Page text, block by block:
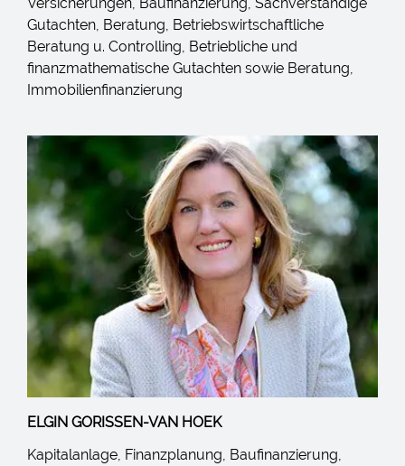
Versicherungen, Baufinanzierung, Sachverständige
Gutachten, Beratung, Betriebswirtschaftliche
Beratung u. Controlling, Betriebliche und
finanzmathematische Gutachten sowie Beratung,
Immobilienfinanzierung
ELGIN GORISSEN-VAN HOEK
Kapitalanlage, Finanzplanung, Baufinanzierung,